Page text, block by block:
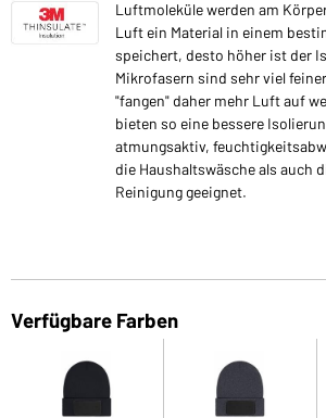
Luftmoleküle werden am
Luft ein Material in einem
speichert, desto höher ist der
Mikrofasern sind sehr viel
"fangen" daher mehr Luft auf
bieten so eine bessere
atmungsaktiv,
die Haushaltswäsche als auch
Reinigung geeignet.
Verfügbare Farben